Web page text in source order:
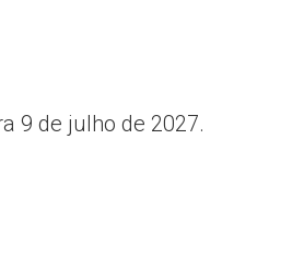
9 de julho de 2027.